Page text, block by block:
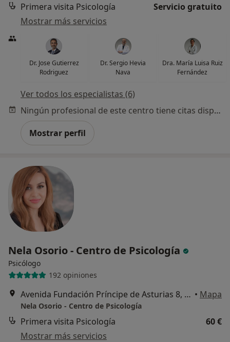
Primera visita Psicología
Servicio gratuito
Mostrar más servicios
Dr. Jose Gutierrez
Rodriguez
Dr. Sergio Hevia
Nava
Dra. María Luisa Ruiz
Fernández
Ver todos los especialistas (6)
Ningún profesional de este centro tiene citas disponibles
Mostrar perfil
Nela Osorio - Centro de Psicología
Psicólogo
192 opiniones
Avenida Fundación Príncipe de Asturias 8, Oviedo • Mapa
Nela Osorio - Centro de Psicología
Primera visita Psicología
60 €
Mostrar más servicios